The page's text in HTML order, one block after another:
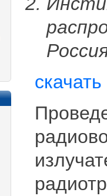
скачать